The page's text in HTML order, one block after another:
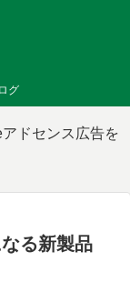
グ
ドセンス広告を
る新製品